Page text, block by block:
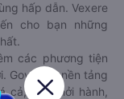
hấp dẫn. Vexere
cho bạn những
các phương tiện
Goyolo là nền tảng
cả, giờ khởi hành,